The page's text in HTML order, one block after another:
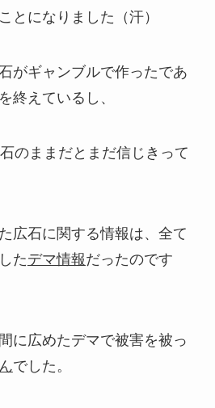
とになりました（汗）
がギャンブルで作ったであ
終えているし、
のままだとまだ信じきって
広石に関する情報は、全て
たデマ情報だったのです
に広めたデマで被害を被っ
でした。